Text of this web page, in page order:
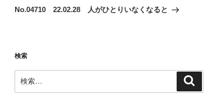
ゲ
ン
の
No.04710 22.02.28 人がひとりいなくなると
検索
索: